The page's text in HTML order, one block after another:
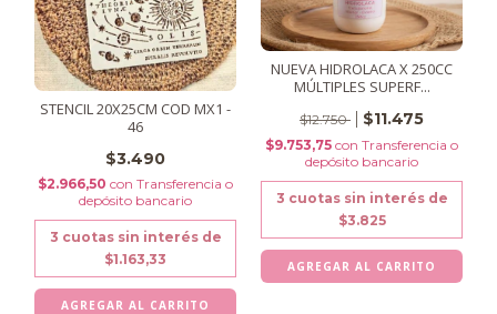
STENCIL 20X25CM COD MX1 -
46
$3.490
$2.966,50 con Transferencia o
depósito bancario
3 cuotas sin interés de
$1.163,33
NUEVA HIDROLACA X 250CC
MÚLTIPLES SUPERF...
$12.750 $11.475
$9.753,75 con Transferencia o
depósito bancario
3 cuotas sin interés de
$3.825